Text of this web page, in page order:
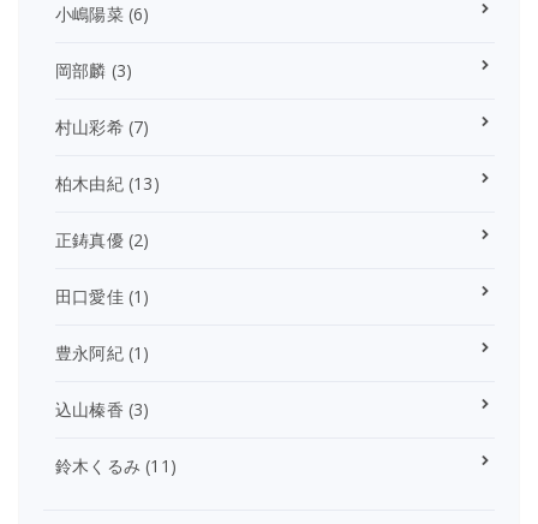
小嶋陽菜(6)
岡部麟 (3)
村山彩希(7)
柏木由紀(13)
正鋳真優(2)
田口愛佳(1)
豊永阿紀(1)
込山榛香 (3)
鈴木くるみ (11)